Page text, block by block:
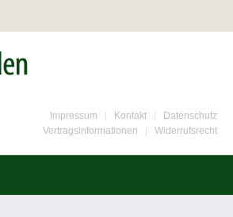
Impressum Kontakt
Datenschutz
Vertragsinformationen
Widerrufsrecht